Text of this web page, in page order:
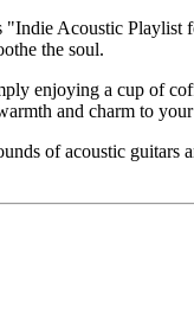
Acoustic
the soul.
enjoying a cup of
and charm to
of acoustic